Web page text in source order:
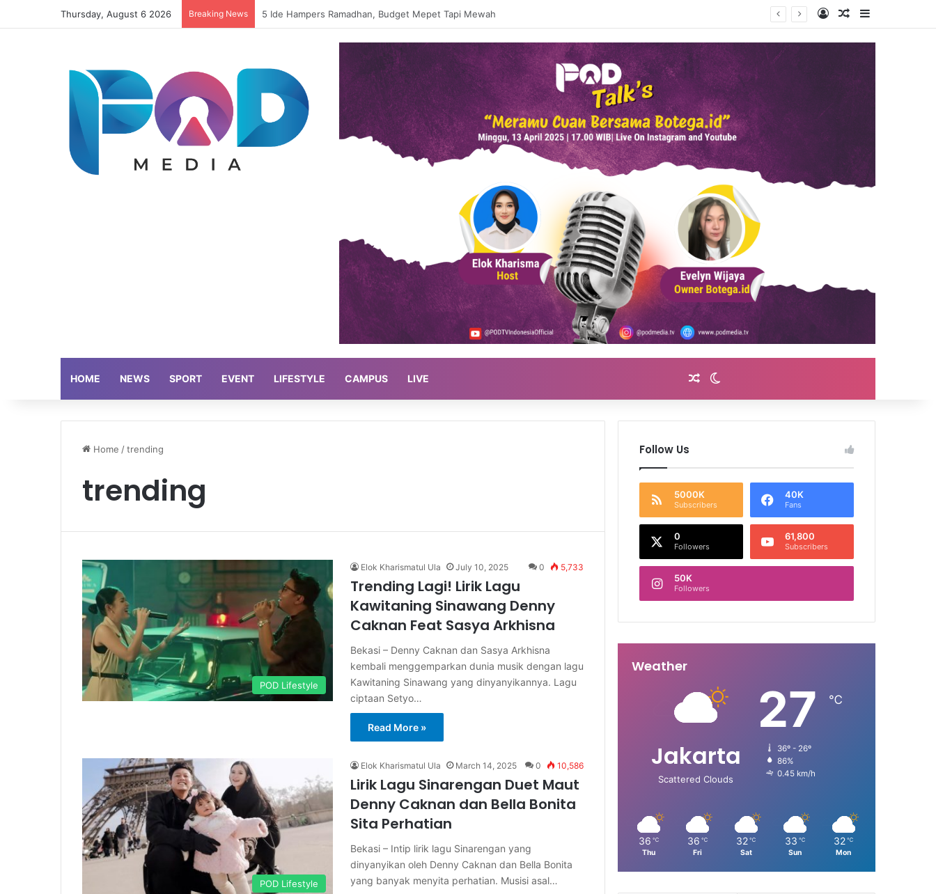
Thursday, August 6 2026 Breaking News Resep Risol Matcha Viral, Sajian Nikmat Buka Puasa Log InRandom Article
HOME NEWS SPORT EVENT LIFESTYLE CAMPUS LIVE Random Article
Home /trending
trending
POD Lifestyle
Elok Kharismatul Ula July 10, 2025 0 5,733
Trending Lagi! Lirik Lagu
Kawitaning Sinawang Denny
Caknan Feat Sasya Arkhisna
Bekasi – Denny Caknan dan Sasya Arkhisna
kembali menggemparkan dunia musik dengan lagu
Kawitaning Sinawang yang dinyanyikannya. Lagu
ciptaan Setyo…
Read More »
POD Lifestyle
Elok Kharismatul Ula March 14, 2025 0 10,586
Lirik Lagu Sinarengan Duet Maut
Denny Caknan dan Bella Bonita
Sita Perhatian
Bekasi – Intip lirik lagu Sinarengan yang
dinyanyikan oleh Denny Caknan dan Bella Bonita
yang banyak menyita perhatian. Musisi asal…
Follow Us
5000K
Subscribers
40K
Fans
0
Followers
61,800
Subscribers
50K
Followers
Weather
Jakarta
Scattered Clouds
27 ℃
36º - 26º
86%
0.45 km/h
36 ℃
Thu
36 ℃
Fri
32 ℃
Sat
33 ℃
Sun
32 ℃
Mon